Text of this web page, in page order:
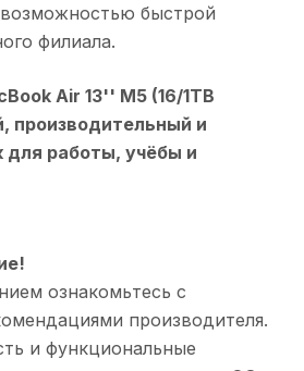
быстрой
филиала.
Air 13'' M5 (16/1TB
производительный и
для работы, учёбы и
ознакомьтесь с
производителя.
и функциональные